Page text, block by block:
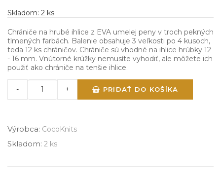
Skladom: 2 ks
Chrániče na hrubé ihlice z EVA umelej peny v troch pekných
tlmených farbách. Balenie obsahuje 3 veľkosti po 4 kusoch,
teda 12 ks chráničov. Chrániče sú vhodné na ihlice hrúbky 12
- 16 mm. Vnútorné krúžky nemusíte vyhodiť, ale môžete ich
použiť ako chrániče na tenšie ihlice.
- + PRIDAŤ DO KOŠÍKA
Výrobca: CocoKnits
Skladom: 2 ks